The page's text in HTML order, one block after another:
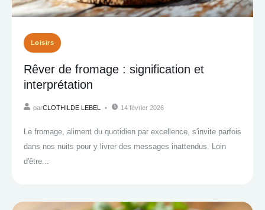
Loisirs
Rêver de fromage : signification et
interprétation
parCLOTHILDE LEBEL 14 février 2026
Le fromage, aliment du quotidien par excellence, s'invite parfois
dans nos nuits pour y livrer des messages inattendus. Loin
d'être...